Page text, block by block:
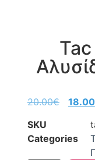
20.00€ 18.00
SKU
Categories